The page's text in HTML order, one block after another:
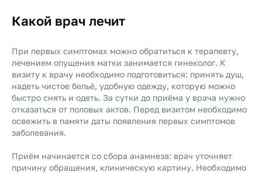
Какой врач лечит
При первых симптомах можно обратиться к терапевту,
лечением опущения матки занимается гинеколог. К
визиту к врачу необходимо подготовиться: принять душ,
надеть чистое бельё, удобную одежду, которую можно
быстро снять и одеть. За сутки до приёма у врача нужно
отказаться от половых актов. Перед визитом необходимо
освежить в памяти даты появления первых симптомов
заболевания.
Приём начинается со сбора анамнеза: врач уточняет
причину обращения, клиническую картину. Необходимо